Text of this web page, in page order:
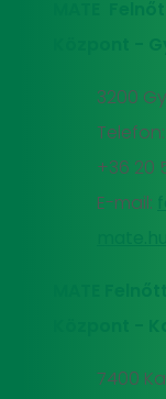
MATE
Központ -
3200
+36 20
E-mail:
MATE
Központ -
7400